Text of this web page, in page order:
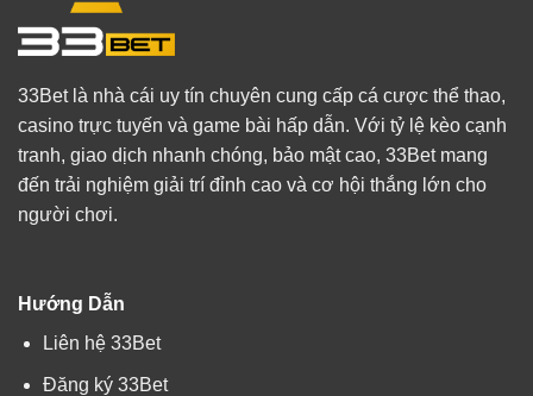
33Bet là nhà cái uy tín chuyên cung cấp cá cược thể thao,
casino trực tuyến và game bài hấp dẫn. Với tỷ lệ kèo cạnh
tranh, giao dịch nhanh chóng, bảo mật cao, 33Bet mang
đến trải nghiệm giải trí đỉnh cao và cơ hội thắng lớn cho
người chơi.
Hướng Dẫn
Liên hệ 33Bet
Đăng ký 33Bet